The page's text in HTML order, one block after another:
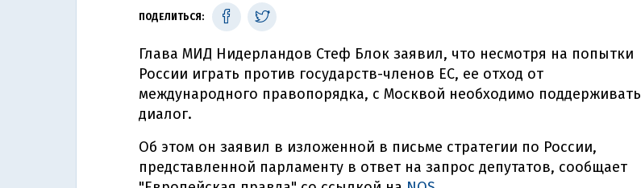
ПОДЕЛИТЬСЯ:
Глава МИД Нидерландов Стеф Блок заявил, что несмотря на попытки
России играть против государств-членов ЕС, ее отход от
международного правопорядка, с Москвой необходимо поддерживать
диалог.
Об этом он заявил в изложенной в письме стратегии по России,
представленной парламенту в ответ на запрос депутатов, сообщает